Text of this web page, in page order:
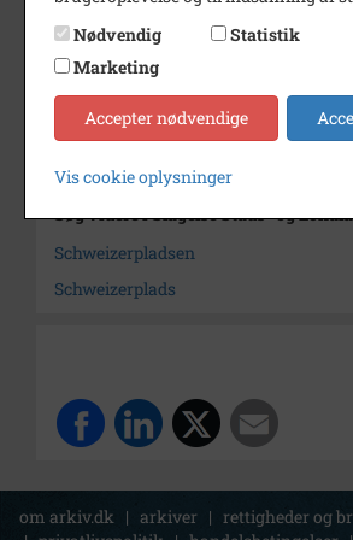
Dateringsnote
ca. 1960'erne
Fotograf
Ukendt
Arkiv
Slagelse
Kontakt arkivet
Søg videre i Slagelse Stads- og
Schweizerpladsen
Schweizerplads
om arkiv.dk | arkiver | rettigheder og
Nødvendig
Statistik
Marketing
Accepter nødvendige
Vis cookie oplysninger